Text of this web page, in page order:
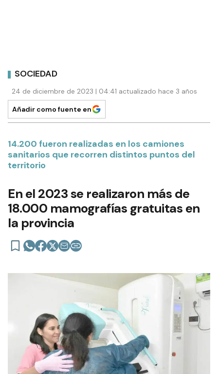
SOCIEDAD
24 de diciembre de 2023 | 04:41 actualizado hace 3 años
Añadir como fuente en
14.200 fueron realizadas en los camiones
sanitarios que recorren distintos puntos del
territorio
En el 2023 se realizaron más de
18.000 mamografías gratuitas en
la provincia